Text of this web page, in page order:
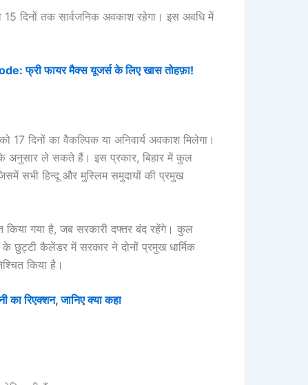
दिनों तक सार्वजनिक अवकाश रहेगा। इस अवधि में
फ्री फायर मैक्स यूजर्स के लिए खास तोहफ़ा!
17 दिनों का वैकल्पिक या अनिवार्य अवकाश मिलेगा।
के अनुसार ले सकते हैं। इस प्रकार, बिहार में कुल
सभी हिन्दू और मुस्लिम समुदायों की प्रमुख
किया गया है, जब सरकारी दफ्तर बंद रहेंगे। कुल
छुट्टी कैलेंडर में सरकार ने दोनों प्रमुख धार्मिक
किया है।
का रिएक्शन, जानिए क्या कहा